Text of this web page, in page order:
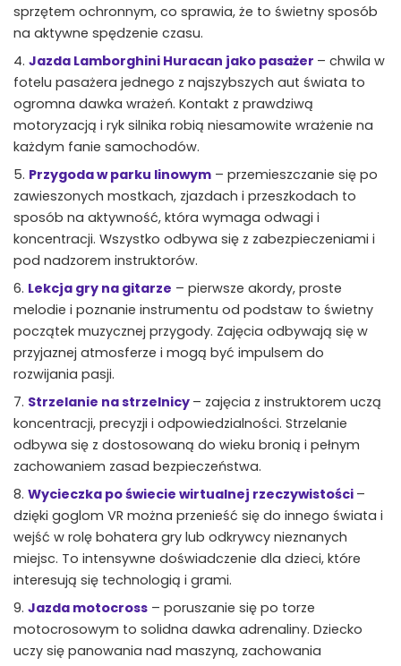
sprzętem ochronnym, co sprawia, że to świetny sposób
na aktywne spędzenie czasu.
Jazda Lamborghini Huracan jako pasażer – chwila w
fotelu pasażera jednego z najszybszych aut świata to
ogromna dawka wrażeń. Kontakt z prawdziwą
motoryzacją i ryk silnika robią niesamowite wrażenie na
każdym fanie samochodów.
Przygoda w parku linowym – przemieszczanie się po
zawieszonych mostkach, zjazdach i przeszkodach to
sposób na aktywność, która wymaga odwagi i
koncentracji. Wszystko odbywa się z zabezpieczeniami i
pod nadzorem instruktorów.
Lekcja gry na gitarze – pierwsze akordy, proste
melodie i poznanie instrumentu od podstaw to świetny
początek muzycznej przygody. Zajęcia odbywają się w
przyjaznej atmosferze i mogą być impulsem do
rozwijania pasji.
Strzelanie na strzelnicy – zajęcia z instruktorem uczą
koncentracji, precyzji i odpowiedzialności. Strzelanie
odbywa się z dostosowaną do wieku bronią i pełnym
zachowaniem zasad bezpieczeństwa.
Wycieczka po świecie wirtualnej rzeczywistości –
dzięki goglom VR można przenieść się do innego świata i
wejść w rolę bohatera gry lub odkrywcy nieznanych
miejsc. To intensywne doświadczenie dla dzieci, które
interesują się technologią i grami.
Jazda motocross – poruszanie się po torze
motocrosowym to solidna dawka adrenaliny. Dziecko
uczy się panowania nad maszyną, zachowania